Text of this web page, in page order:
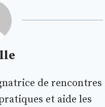
de rencontres
et aide les